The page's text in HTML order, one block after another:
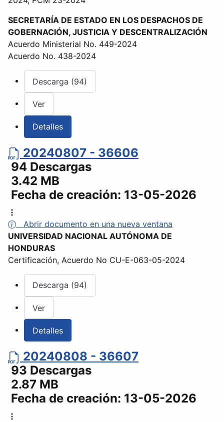
SECRETARÍA DE ESTADO EN LOS DESPACHOS DE
GOBERNACIÓN, JUSTICIA Y DESCENTRALIZACIÓN
Acuerdo Ministerial No. 449-2024
Acuerdo No. 438-2024
Descarga (94)
Ver
Detalles
20240807 - 36606
94 Descargas
3.42 MB
Fecha de creación: 13-05-2026
Abrir documento en una nueva ventana
UNIVERSIDAD NACIONAL AUTÓNOMA DE
HONDURAS
Certificación, Acuerdo No CU-E-063-05-2024
Descarga (94)
Ver
Detalles
20240808 - 36607
93 Descargas
2.87 MB
Fecha de creación: 13-05-2026